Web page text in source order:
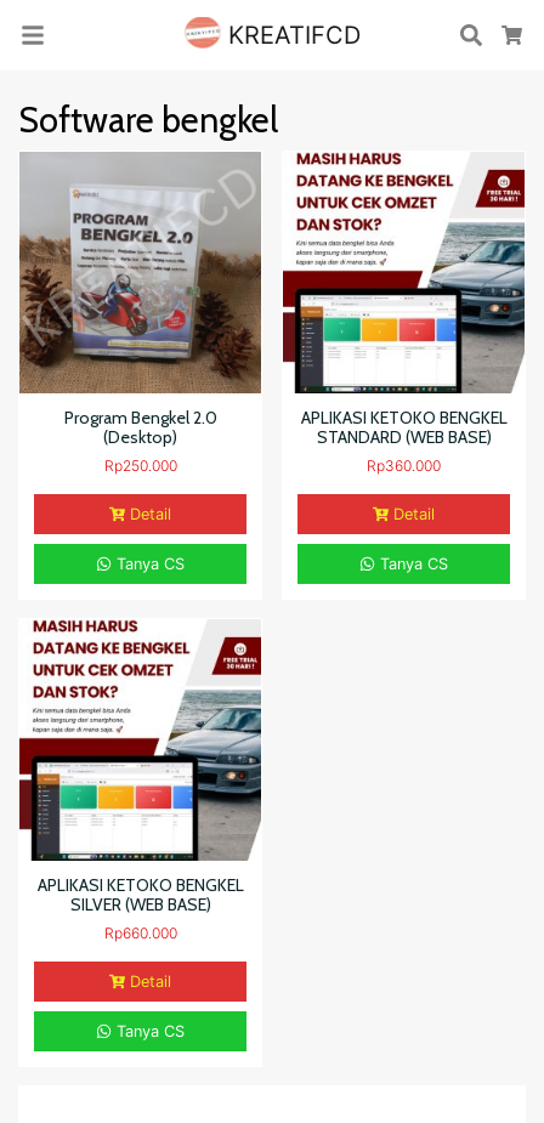
KREATIFCD Cari
Software bengkel
Program Bengkel 2.0
(Desktop)
Rp250.000
Detail
Tanya CS
APLIKASI KETOKO BENGKEL
STANDARD (WEB BASE)
Rp360.000
Detail
Tanya CS
APLIKASI KETOKO BENGKEL
SILVER (WEB BASE)
Rp660.000
Detail
Tanya CS